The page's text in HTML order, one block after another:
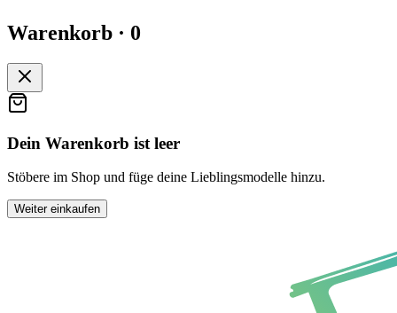
Warenkorb · 0
Dein Warenkorb ist leer
Stöbere im Shop und füge deine Lieblingsmodelle hinzu.
Weiter einkaufen